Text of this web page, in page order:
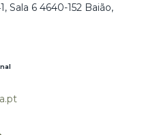
Sala 6 4640-152 Baião,